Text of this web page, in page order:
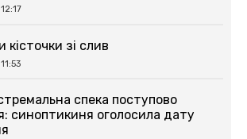
зі слив
спека поступово
синоптикиня оголосила дату